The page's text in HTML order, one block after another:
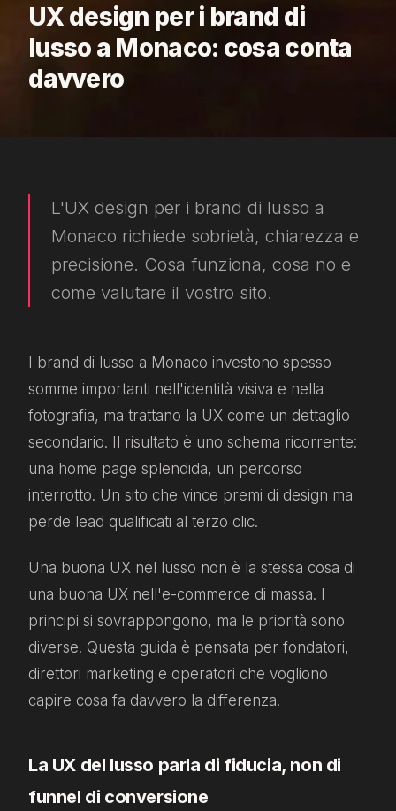
UX design per i brand di
lusso a Monaco: cosa conta
davvero
L'UX design per i brand di lusso a
Monaco richiede sobrietà, chiarezza e
precisione. Cosa funziona, cosa no e
come valutare il vostro sito.
I brand di lusso a Monaco investono spesso
somme importanti nell'identità visiva e nella
fotografia, ma trattano la UX come un dettaglio
secondario. Il risultato è uno schema ricorrente:
una home page splendida, un percorso
interrotto. Un sito che vince premi di design ma
perde lead qualificati al terzo clic.
Una buona UX nel lusso non è la stessa cosa di
una buona UX nell'e-commerce di massa. I
principi si sovrappongono, ma le priorità sono
diverse. Questa guida è pensata per fondatori,
direttori marketing e operatori che vogliono
capire cosa fa davvero la differenza.
La UX del lusso parla di fiducia, non di
funnel di conversione